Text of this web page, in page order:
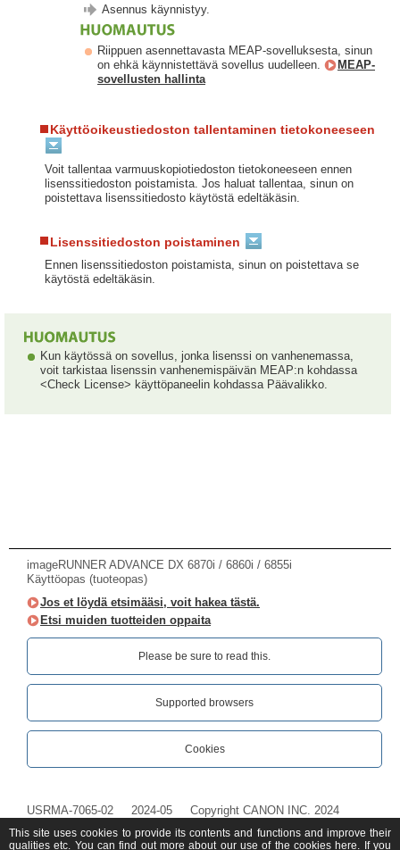
Asennus käynnistyy.
Riippuen asennettavasta MEAP-sovelluksesta, sinun
on ehkä käynnistettävä sovellus uudelleen.
MEAP-
sovellusten hallinta
Käyttöoikeustiedoston tallentaminen tietokoneeseen
Voit tallentaa varmuuskopiotiedoston tietokoneeseen ennen
lisenssitiedoston poistamista. Jos haluat tallentaa, sinun on
poistettava lisenssitiedosto käytöstä edeltäkäsin.
Lisenssitiedoston poistaminen
Ennen lisenssitiedoston poistamista, sinun on poistettava se
käytöstä edeltäkäsin.
Kun käytössä on sovellus, jonka lisenssi on vanhenemassa,
voit tarkistaa lisenssin vanhenemispäivän MEAP:n kohdassa
<Check License> käyttöpaneelin kohdassa Päävalikko.
imageRUNNER ADVANCE DX 6870i / 6860i / 6855i
Käyttöopas (tuoteopas)
Jos et löydä etsimääsi, voit hakea tästä.
Etsi muiden tuotteiden oppaita
Please be sure to read this.‎
Supported browsers
Cookies
USRMA-7065-02 2024-05 Copyright CANON INC. 2024
This site uses cookies to provide its contents and functions and improve their
qualities etc. You can find out more about our use of the cookies here. If you